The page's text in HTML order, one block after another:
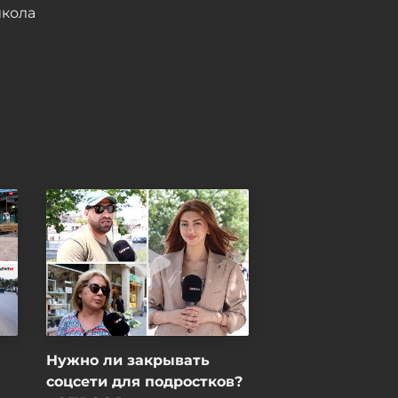
Сегодня, 13:37
Нужно ли закрывать
соцсети для подростков?